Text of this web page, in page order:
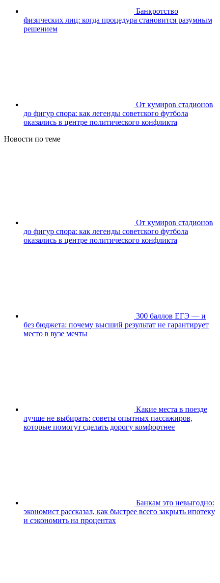
Банкротство
физических лиц: когда процедура становится разумным
решением
От кумиров стадионов
до фигур спора: как легенды советского футбола
оказались в центре политического конфликта
Новости по теме
От кумиров стадионов
до фигур спора: как легенды советского футбола
оказались в центре политического конфликта
300 баллов ЕГЭ — и
без бюджета: почему высший результат не гарантирует
место в вузе мечты
Какие места в поезде
лучше не выбирать: советы опытных пассажиров,
которые помогут сделать дорогу комфортнее
Банкам это невыгодно:
экономист рассказал, как быстрее всего закрыть ипотеку
и сэкономить на процентах